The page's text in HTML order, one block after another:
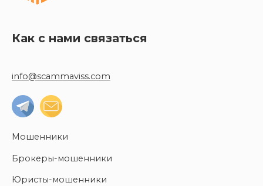
Как с нами связаться
info@scammaviss.com
Мошенники
Брокеры-мошенники
Юристы-мошенники